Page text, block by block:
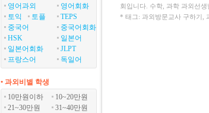
영어과외
영어회화
토익
토플
TEPS
중국어
중국어회화
HSK
일본어
일본어회화
JLPT
프랑스어
독일어
• 과외비별 학생
10만원이하
10~20만원
21~30만원
31~40만원
회입니다. 수학, 과학 과외선생
* 태그: 과외방문교사 구하기,